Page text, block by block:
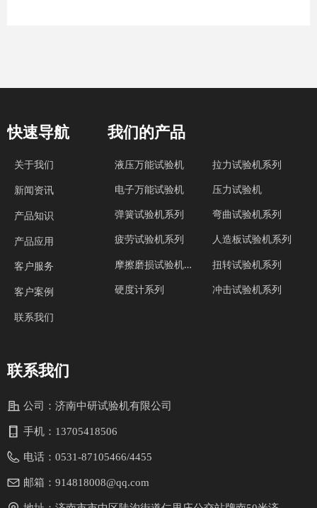
公司： 济南中研试验机有限公司
手机： 13705418506
电话： 0531-87105466/4455
邮箱： 914818008@qq.com
联系我们
快速导航
关于我们
新闻资讯
产品知识
产品应用
客户服务
客户案例
联系我们
我们的产品
液压万能试验机
电子万能试验机
弹簧试验机系列
疲劳试验机系列
摩
擦磨损试验机系列
硬度计系列
拉力试验机系列
压力试验机
弯曲试验机系列
人造板试验机系列
扭转试验机系列
冲击试验机系列